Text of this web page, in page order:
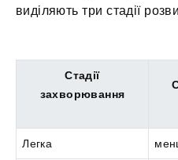
виділяють три стадії
Стадії
захворювання
Легка